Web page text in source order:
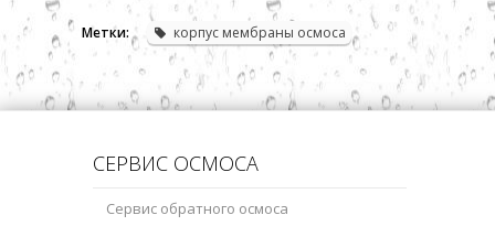
Метки: корпус мембраны осмоса
СЕРВИС ОСМОСА
Сервис обратного осмоса